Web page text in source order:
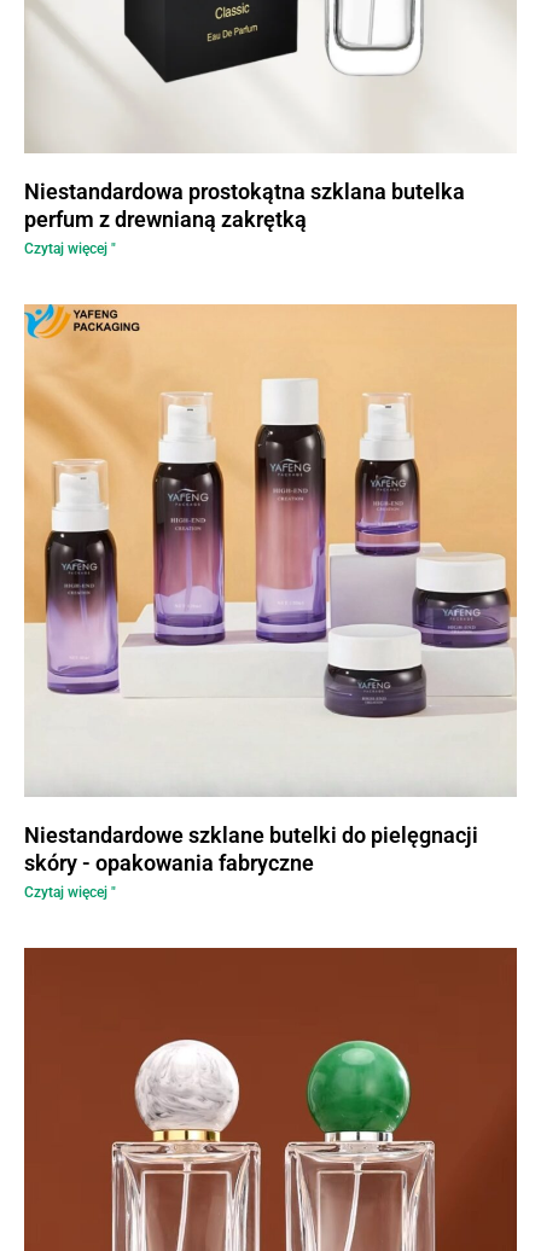
Niestandardowa prostokątna szklana butelka
perfum z drewnianą zakrętką
Czytaj więcej "
Niestandardowe szklane butelki do pielęgnacji
skóry - opakowania fabryczne
Czytaj więcej "